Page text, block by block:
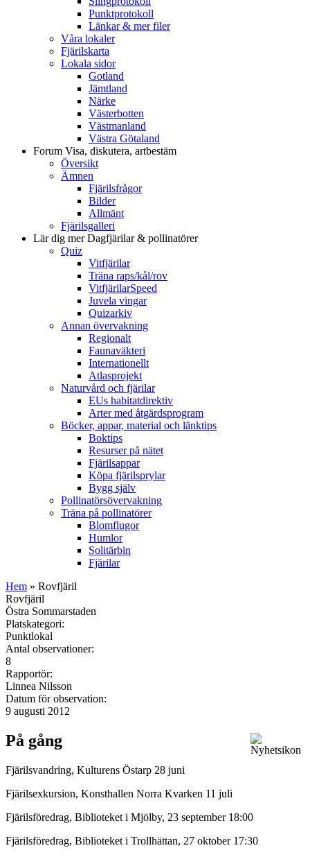
Punktprotokoll
Länkar & mer filer
Våra lokaler
Fjärilskarta
Lokala sidor
Gotland
Jämtland
Närke
Västerbotten
Västmanland
Västra Götaland
Forum Visa, diskutera, artbestäm
Översikt
Ämnen
Fjärilsfrågor
Bilder
Allmänt
Fjärilsgalleri
Lär dig merDagfjärilar & pollinatörer
Quiz
Vitfjärilar
Träna raps/kål/rov
VitfjärilarSpeed
Juvela vingar
Quizarkiv
Annan övervakning
Regionalt
Faunaväkteri
Internationellt
Atlasprojekt
Naturvård och fjärilar
EUs habitatdirektiv
Arter med åtgärdsprogram
Böcker, appar, material och länktips
Boktips
Resurser på nätet
Fjärilsappar
Köpa fjärilsprylar
Bygg själv
Pollinatörsövervakning
Träna på pollinatörer
Blomflugor
Humlor
Solitärbin
Fjärilar
Hem » Rovfjäril
Rovfjäril
Östra Sommarstaden
Platskategori:
Punktlokal
Antal observationer:
8
Rapportör:
Linnea Nilsson
Datum för observation:
9 augusti 2012
På gång
Fjärilsvandring, Kulturens Östarp 28 juni
Fjärilsexkursion, Konsthallen Norra Kvarken 11 juli
Fjärilsföredrag, Biblioteket i Mjölby, 23 september 18:00
Fjärilsföredrag, Biblioteket i Trollhättan, 27 oktober 17:30